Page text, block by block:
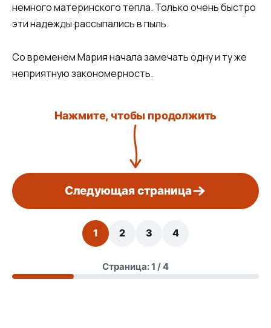
немного материнского тепла. Только очень быстро
эти надежды рассыпались в пыль.
Со временем Мария начала замечать одну и ту же
неприятную закономерность.
Нажмите, чтобы продолжить
Следующая страница
1 2 3 4
Страница: 1 / 4